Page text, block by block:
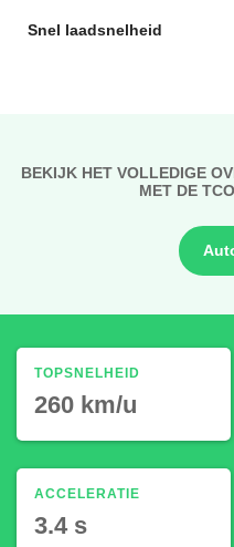
Snel laadsnelheid
BEKIJK HET VOLLEDIGE
MET DE
TOPSNELHEID
260 km/u
ACCELERATIE
3.4 s